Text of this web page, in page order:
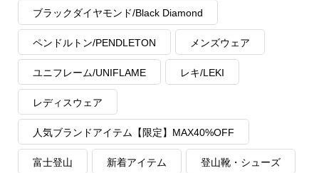
ブラックダイヤモンド/Black Diamond
ペンドルトン/PENDLETON メンズウェア
ユニフレーム/UNIFLAME レキ/LEKI
レディスウェア
人気ブランドアイテム【限定】MAX40%OFF
富士登山 新着アイテム 登山靴・シューズ